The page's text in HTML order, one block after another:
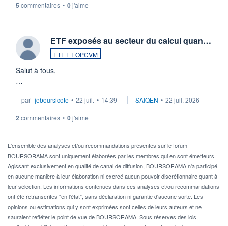
5 commentaires • 0j'aime
ETF exposés au secteur du calcul quan…
ETF ET OPCVM
Salut à tous,
via un ETF plutôt que des actions individuelles.
Idéalement, je voudrais qu'il soit éligible au PEA.
Pour l' ...
par jeboursicote • 22 juil. • 14:39 SAIQEN • 22 juil. 2026
2 commentaires • 0j'aime
L'ensemble des analyses et/ou recommandations présentes sur le forum
BOURSORAMA sont uniquement élaborées par les membres qui en sont émetteurs.
Agissant exclusivement en qualité de canal de diffusion, BOURSORAMA n'a participé
en aucune manière à leur élaboration ni exercé aucun pouvoir discrétionnaire quant à
leur sélection. Les informations contenues dans ces analyses et/ou recommandations
ont été retranscrites "en l'état", sans déclaration ni garantie d'aucune sorte. Les
opinions ou estimations qui y sont exprimées sont celles de leurs auteurs et ne
sauraient refléter le point de vue de BOURSORAMA. Sous réserves des lois